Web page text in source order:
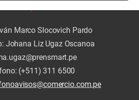
Marco Slocovich Pardo
Johana Liz Ugaz Oscanoa
(+511) 311 6500